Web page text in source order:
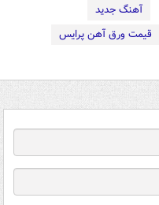
آهنگ جدید
قیمت ورق آهن پرایس